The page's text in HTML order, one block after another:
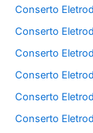
Conserto
Conserto
Conserto
Conserto
Conserto
Conserto